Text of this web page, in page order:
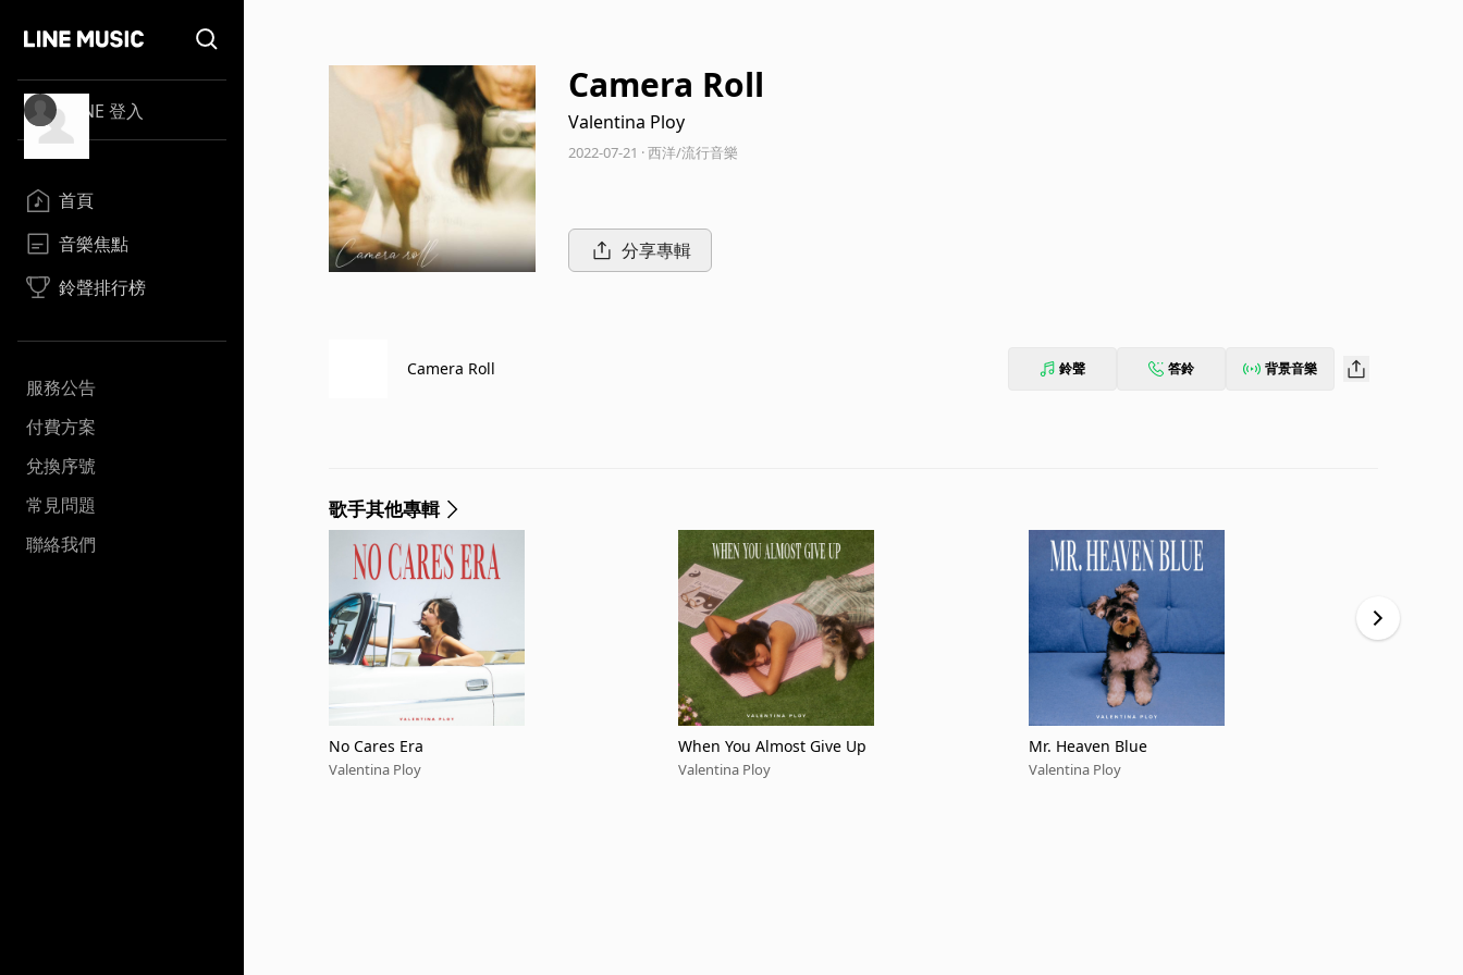
LINE 登入
首頁
音樂焦點
鈴聲排行榜
服務公告
付費方案
兌換序號
常見問題
聯絡我們
Camera Roll
Valentina Ploy
2022-07-21 · 西洋/流行音樂
分享專輯
Camera Roll 鈴聲 答鈴 背景音樂
歌手其他專輯
No Cares Era
Valentina Ploy
When You Almost Give Up
Valentina Ploy
Mr. Heaven Blue
Valentina Ploy